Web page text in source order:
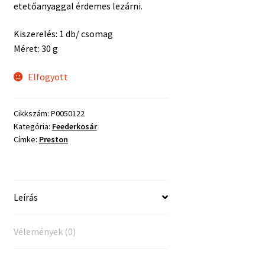
etetőanyaggal érdemes lezárni.
Kiszerelés: 1 db/ csomag
Méret: 30 g
Elfogyott
Cikkszám: P0050122
Kategória: Feederkosár
Címke: Preston
Leírás
Vélemények (0)